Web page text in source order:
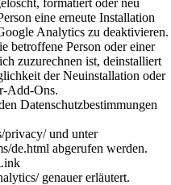
formatiert oder neu
eine erneute Installation
Analytics zu deaktivieren.
betroffene Person oder einer
zuzurechnen ist, deinstalliert
der Neuinstallation oder
Add-Ons.
Datenschutzbestimmungen
privacy/ und unter
de.html abgerufen werden.
genauer erläutert.